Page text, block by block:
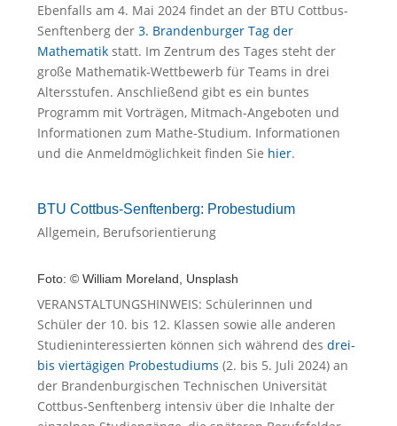
Ebenfalls am 4. Mai 2024 findet an der BTU Cottbus-
Senftenberg der 3. Brandenburger Tag der
Mathematik statt. Im Zentrum des Tages steht der
große Mathematik-Wettbewerb für Teams in drei
Altersstufen. Anschließend gibt es ein buntes
Programm mit Vorträgen, Mitmach-Angeboten und
Informationen zum Mathe-Studium. Informationen
und die Anmeldmöglichkeit finden Sie hier.
BTU Cottbus-Senftenberg: Probestudium
Allgemein, Berufsorientierung
Foto: © William Moreland, Unsplash
VERANSTALTUNGSHINWEIS: Schülerinnen und
Schüler der 10. bis 12. Klassen sowie alle anderen
Studieninteressierten können sich während des drei-
bis viertägigen Probestudiums (2. bis 5. Juli 2024) an
der Brandenburgischen Technischen Universität
Cottbus-Senftenberg intensiv über die Inhalte der